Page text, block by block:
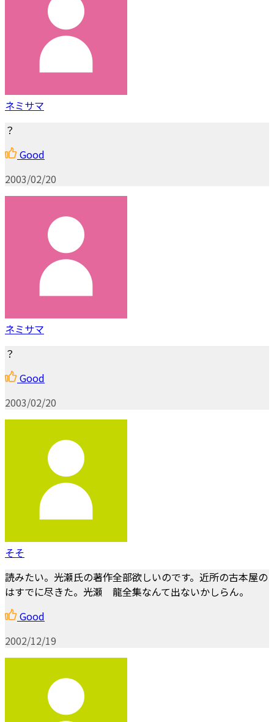
ネミサマ
？
Good
2003/02/20
ネミサマ
？
Good
2003/02/20
そそ
読みたい。光瀬氏の著作全部欲しいのです。近所の古本屋の
はすでに尽きた。光瀬 龍全集なんて出ないかしらん。
Good
2002/12/19